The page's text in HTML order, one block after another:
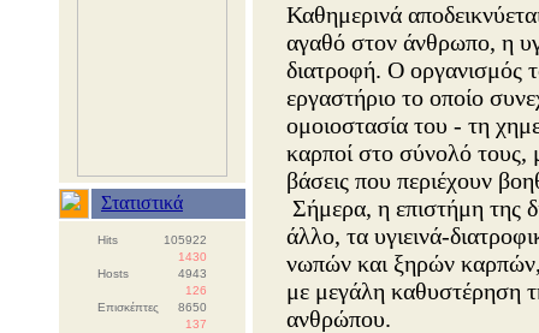
Στατιστικά
Hits
105922
1430
Hosts
4943
126
Επισκέπτες
8650
137
Καθημερινά
αγαθό στον άνθρωπο, η
διατροφή. Ο οργανισμός
εργαστήριο το οποίο
ομοιοστασία του - τη
καρποί στο σύνολό τους,
βάσεις που περιέχουν
Σήμερα, η επιστήμη της
άλλο, τα υγιεινά-
νωπών και ξηρών καρπών,
με μεγάλη καθυστέρηση
ανθρώπου.